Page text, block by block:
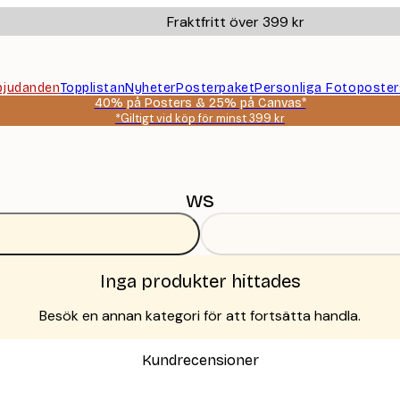
Fraktfritt över 399 kr
TopplistanNyheterPosterpaketPersonliga
40% på Posters & 25% på Canvas*
*Giltigt vid köp för minst 399 kr
ws
Inga produkter hittades
Besök en annan kategori för att fortsätta handla.
Kundrecensioner